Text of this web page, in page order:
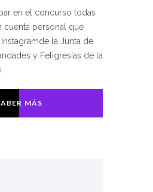
en el concurso todas
cuenta personal que
la Junta de
y Feligresías de la
MÁS